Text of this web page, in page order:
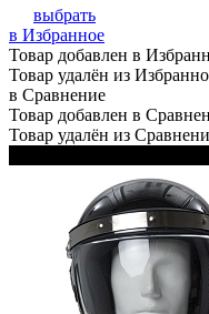
выбрать
в Избранное
Товар добавлен в
Товар удалён из
в Сравнение
Товар добавлен в
Товар удалён из